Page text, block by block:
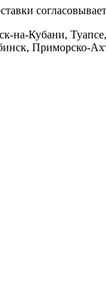
на-Кубани,
Приморско-